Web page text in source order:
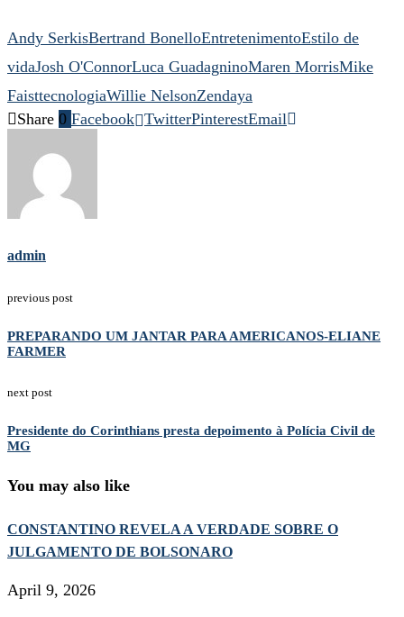
Andy SerkisBertrand BonelloEntretenimentoEstilo de
vidaJosh O'ConnorLuca GuadagninoMaren MorrisMike
FaisttecnologiaWillie NelsonZendaya
Share 0 Facebook TwitterPinterestEmail
admin
previous post
PREPARANDO UM JANTAR PARA AMERICANOS-ELIANE
FARMER
next post
Presidente do Corinthians presta depoimento à Polícia Civil de
MG
You may also like
CONSTANTINO REVELA A VERDADE SOBRE O
JULGAMENTO DE BOLSONARO
April 9, 2026